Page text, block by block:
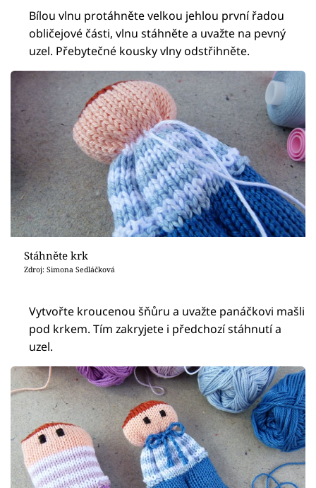
Bílou vlnu protáhněte velkou jehlou první řadou
obličejové části, vlnu stáhněte a uvažte na pevný
uzel. Přebytečné kousky vlny odstřihněte.
Stáhněte krk
Zdroj: Simona Sedláčková
Vytvořte kroucenou šňůru a uvažte panáčkovi mašli
pod krkem. Tím zakryjete i předchozí stáhnutí a
uzel.